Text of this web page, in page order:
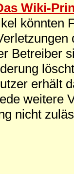
Wiki-
könnten
Betreiber
erhält
weitere
nicht